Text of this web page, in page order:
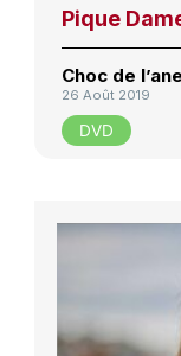
Pique
Choc de
26 Août 2019
DVD